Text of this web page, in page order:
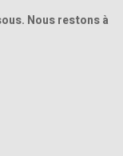
Nous restons à